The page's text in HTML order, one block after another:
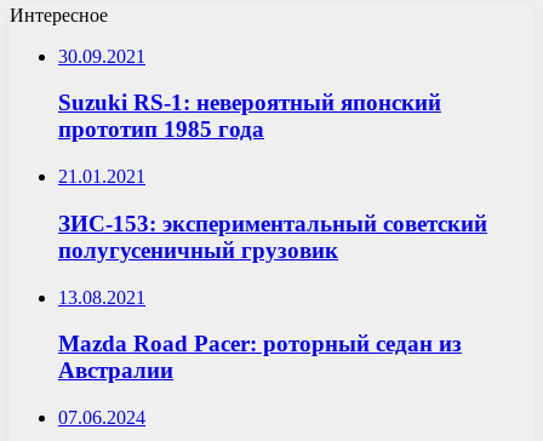
Интересное
30.09.2021
Suzuki RS-1: невероятный японский
прототип 1985 года
21.01.2021
ЗИС-153: экспериментальный советский
полугусеничный грузовик
13.08.2021
Mazda Road Pacer: роторный седан из
Австралии
07.06.2024